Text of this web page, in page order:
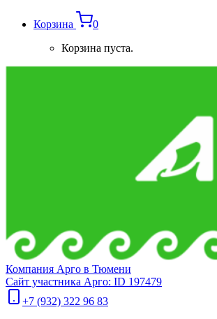
Корзина
0
Корзина пуста.
Компания Арго в Тюмени
Сайт участника Арго: ID 197479
+7 (932) 322 96 83